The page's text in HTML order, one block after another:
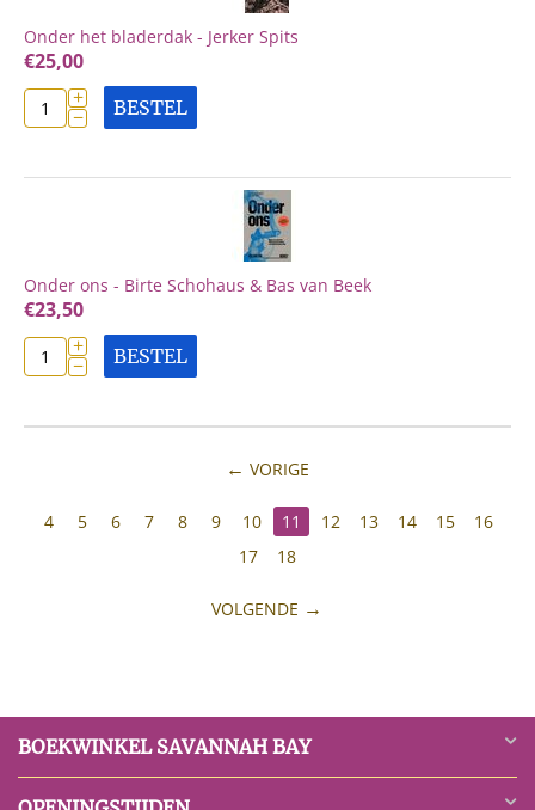
Onder het bladerdak - Jerker Spits
€25,00
+
− BESTEL
Onder ons - Birte Schohaus & Bas van Beek
€23,50
+
− BESTEL
VORIGE
4 5 6 7 8 9 10 11 12 13 14 15
16
17
18
VOLGENDE
BOEKWINKEL SAVANNAH BAY